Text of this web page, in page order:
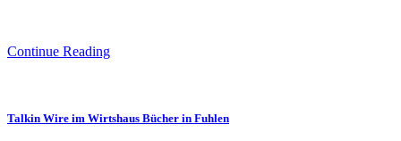
Continue Reading
Talkin Wire im Wirtshaus Bücher in Fuhlen